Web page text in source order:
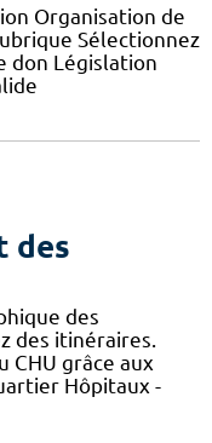
Organisation de
Sélectionnez
don Législation
des
des
des itinéraires.
CHU grâce aux
Hôpitaux -